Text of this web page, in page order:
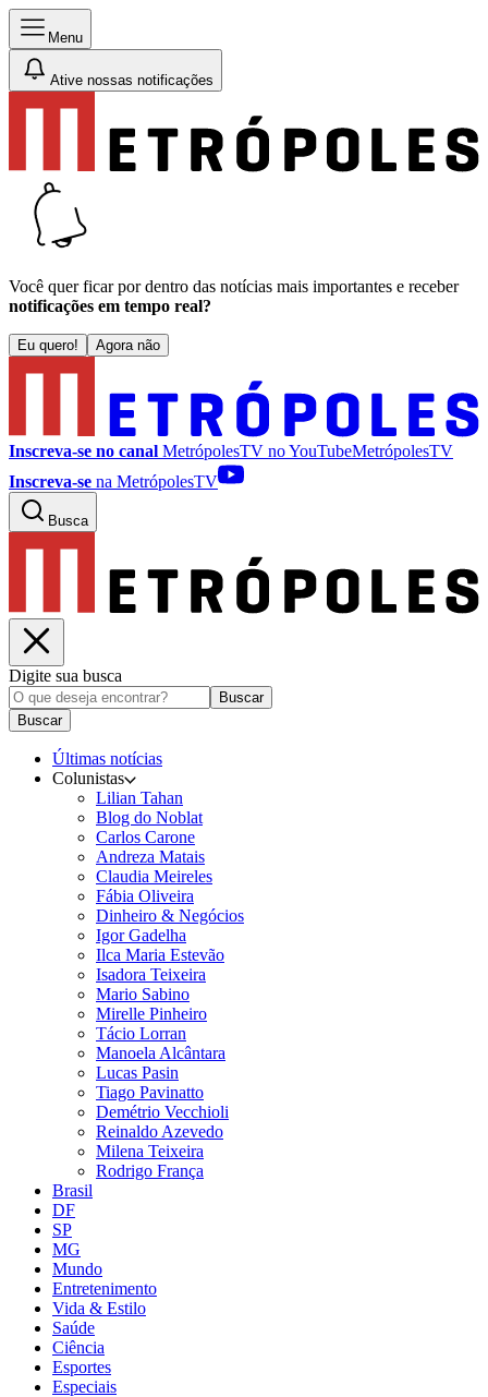
Menu
Ative nossas notificações
Você quer ficar por dentro das notícias mais importantes e receber
notificações em tempo real?
Eu quero! Agora não
Inscreva-se no canal MetrópolesTV noYouTubeMetrópolesTV
Inscreva-se na MetrópolesTV
Busca
Digite sua busca
Buscar
Buscar
Últimas notícias
Colunistas
Lilian Tahan
Blog do Noblat
Carlos Carone
Andreza Matais
Claudia Meireles
Fábia Oliveira
Dinheiro & Negócios
Igor Gadelha
Ilca Maria Estevão
Isadora Teixeira
Mario Sabino
Mirelle Pinheiro
Tácio Lorran
Manoela Alcântara
Lucas Pasin
Tiago Pavinatto
Demétrio Vecchioli
Reinaldo Azevedo
Milena Teixeira
Rodrigo França
Brasil
DF
SP
MG
Mundo
Entretenimento
Vida & Estilo
Saúde
Ciência
Esportes
Especiais